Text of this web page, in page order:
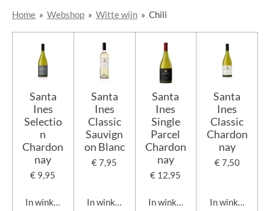
Home » Webshop » Witte wijn » Chili
Santa
Ines
Selectio
n
Chardon
nay
€ 9,95
In winkelwagen
Santa
Ines
Classic
Sauvign
on Blanc
€ 7,95
In winkelwagen
Santa
Ines
Single
Parcel
Chardon
nay
€ 12,95
In winkelwagen
Santa
Ines
Classic
Chardon
nay
€ 7,50
In